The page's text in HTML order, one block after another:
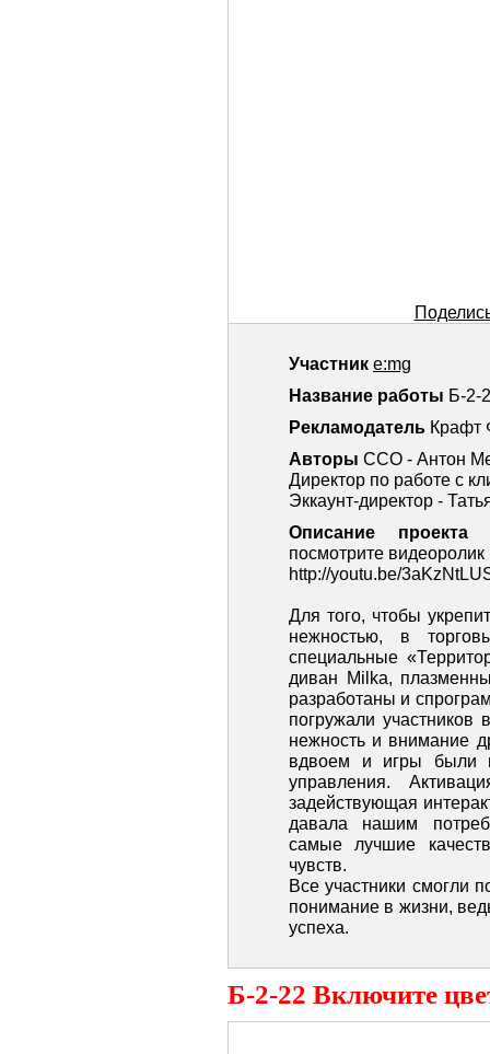
Участник e:mg
Название работы Б-2-
Рекламодатель Крафт
Авторы CCO - Антон
Директор по работе с
Эккаунт-директор -
Описание проекта
посмотрите
http://youtu.be/
Для того, чтобы
нежностью, в
специальные
диван Milka,
разработаны и
погружали участников
нежность и внимание
вдвоем и игры были
управления.
задействующая
давала нашим
самые лучшие
чувств.
Все участники смогли
понимание в жизни,
успеха.
Б-2-22 Включите